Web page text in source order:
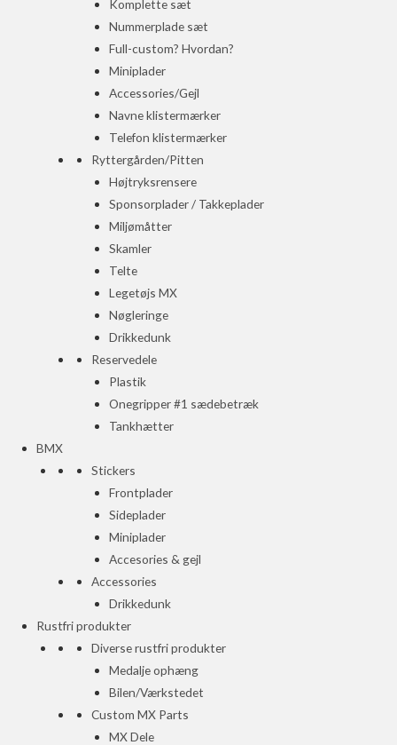
Komplette sæt
Nummerplade sæt
Full-custom? Hvordan?
Miniplader
Accessories/Gejl
Navne klistermærker
Telefon klistermærker
Ryttergården/Pitten
Højtryksrensere
Sponsorplader / Takkeplader
Miljømåtter
Skamler
Telte
Legetøjs MX
Nøgleringe
Drikkedunk
Reservedele
Plastik
Onegripper #1 sædebetræk
Tankhætter
BMX
Stickers
Frontplader
Sideplader
Miniplader
Accesories & gejl
Accessories
Drikkedunk
Rustfri produkter
Diverse rustfri produkter
Medalje ophæng
Bilen/Værkstedet
Custom MX Parts
MX Dele